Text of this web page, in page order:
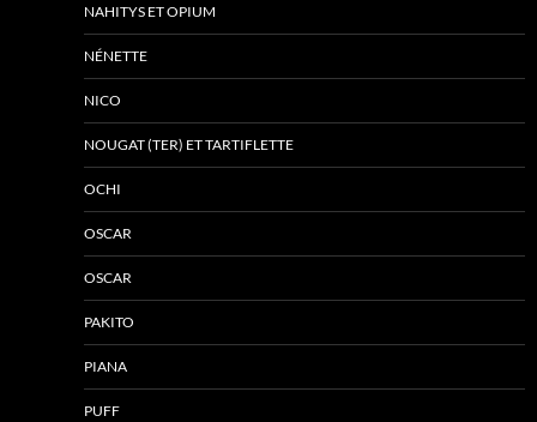
NAHITYS ET OPIUM
NÉNETTE
NICO
NOUGAT (TER) ET TARTIFLETTE
OCHI
OSCAR
OSCAR
PAKITO
PIANA
PUFF